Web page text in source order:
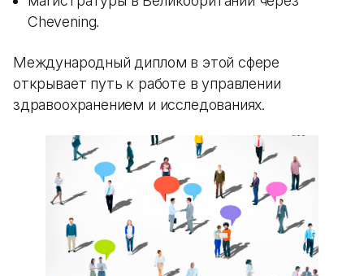
Chevening.
Международный диплом в этой сфере
открывает путь к работе в управлении
здравоохранением и исследованиях.